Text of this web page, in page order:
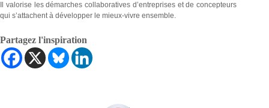
Il valorise les démarches collaboratives d’entreprises et de concepteurs
qui s’attachent à développer le mieux-vivre ensemble.
Partagez l'inspiration